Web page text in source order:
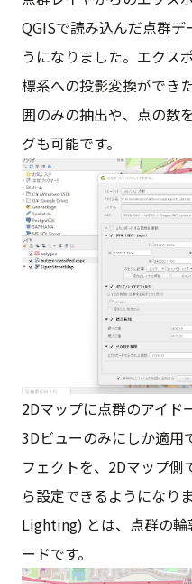
QGISで読み込んだ点群
うになりました。エクス
標系への投影変換ができ
囲のみの抽出や、点の数
グも可能です。
2Dマップに点群のアイド
3Dビューのみにしか適用
フェクトを、2Dマップ
ら設定できるようになり
Lighting) とは、点群の
ードです。